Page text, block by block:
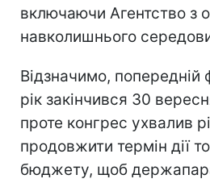
включаючи Агентство з
навколишнього
Відзначимо, попередній
рік закінчився 30
проте конгрес ухвалив
продовжити термін дії
бюджету, щоб